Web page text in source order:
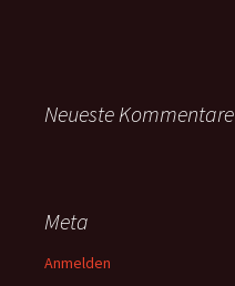
Neueste Kommentare
Meta
Anmelden